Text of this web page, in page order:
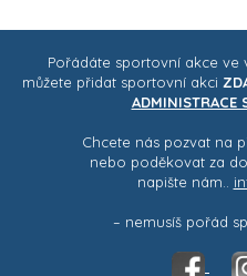
Pořádáte sportovní akce ve
můžete přidat sportovní akci
ADMINISTRACE
Chcete nás pozvat na
nebo poděkovat za
napište nám..
– nemusíš pořád